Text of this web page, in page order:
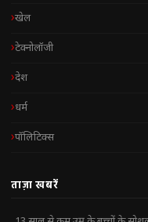
खेल
टेक्नोलॉजी
देश
धर्म
पॉलिटिक्स
ताज़ा खबरें